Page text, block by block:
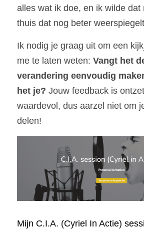
alles wat ik doe, en ik wilde dat
thuis dat nog beter
Ik nodig je graag uit om een
me te laten weten: Vangt het
verandering eenvoudig
het je? Jouw feedback is
waardevol, dus aarzel niet om
delen!
Mijn C.I.A. (Cyriel In Actie)